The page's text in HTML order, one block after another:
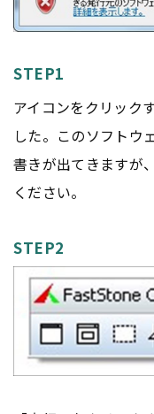
STEP1
アイコンをクリック
した。このソフトウ
書きが出てきますが
ください。
STEP2